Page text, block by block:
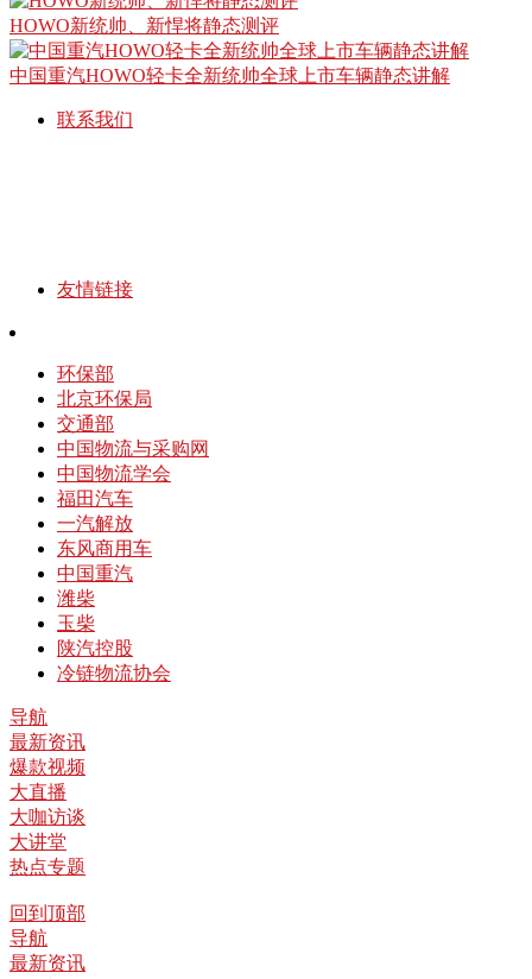
HOWO新统帅、新悍将静态测评
中国重汽HOWO轻卡全新统帅全球上市车辆静态讲解
联系我们
友情链接
环保部
北京环保局
交通部
中国物流与采购网
中国物流学会
福田汽车
一汽解放
东风商用车
中国重汽
潍柴
玉柴
陕汽控股
冷链物流协会
导航
最新资讯
爆款视频
大直播
大咖访谈
大讲堂
热点专题
回到顶部
导航
最新资讯